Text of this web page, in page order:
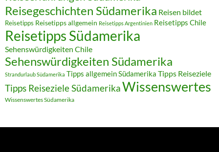
Reisegeschichten Südamerika Reisen bildet
Reisetipps Reisetipps allgemein Reisetipps Argentinien Reisetipps Chile
Reisetipps Südamerika
Sehenswürdigkeiten Chile
Sehenswürdigkeiten Südamerika
Strandurlaub Südamerika Tipps allgemein Südamerika Tipps Reiseziele
Tipps Reiseziele SüdamerikaWissenswertes
Wissenswertes Südamerika